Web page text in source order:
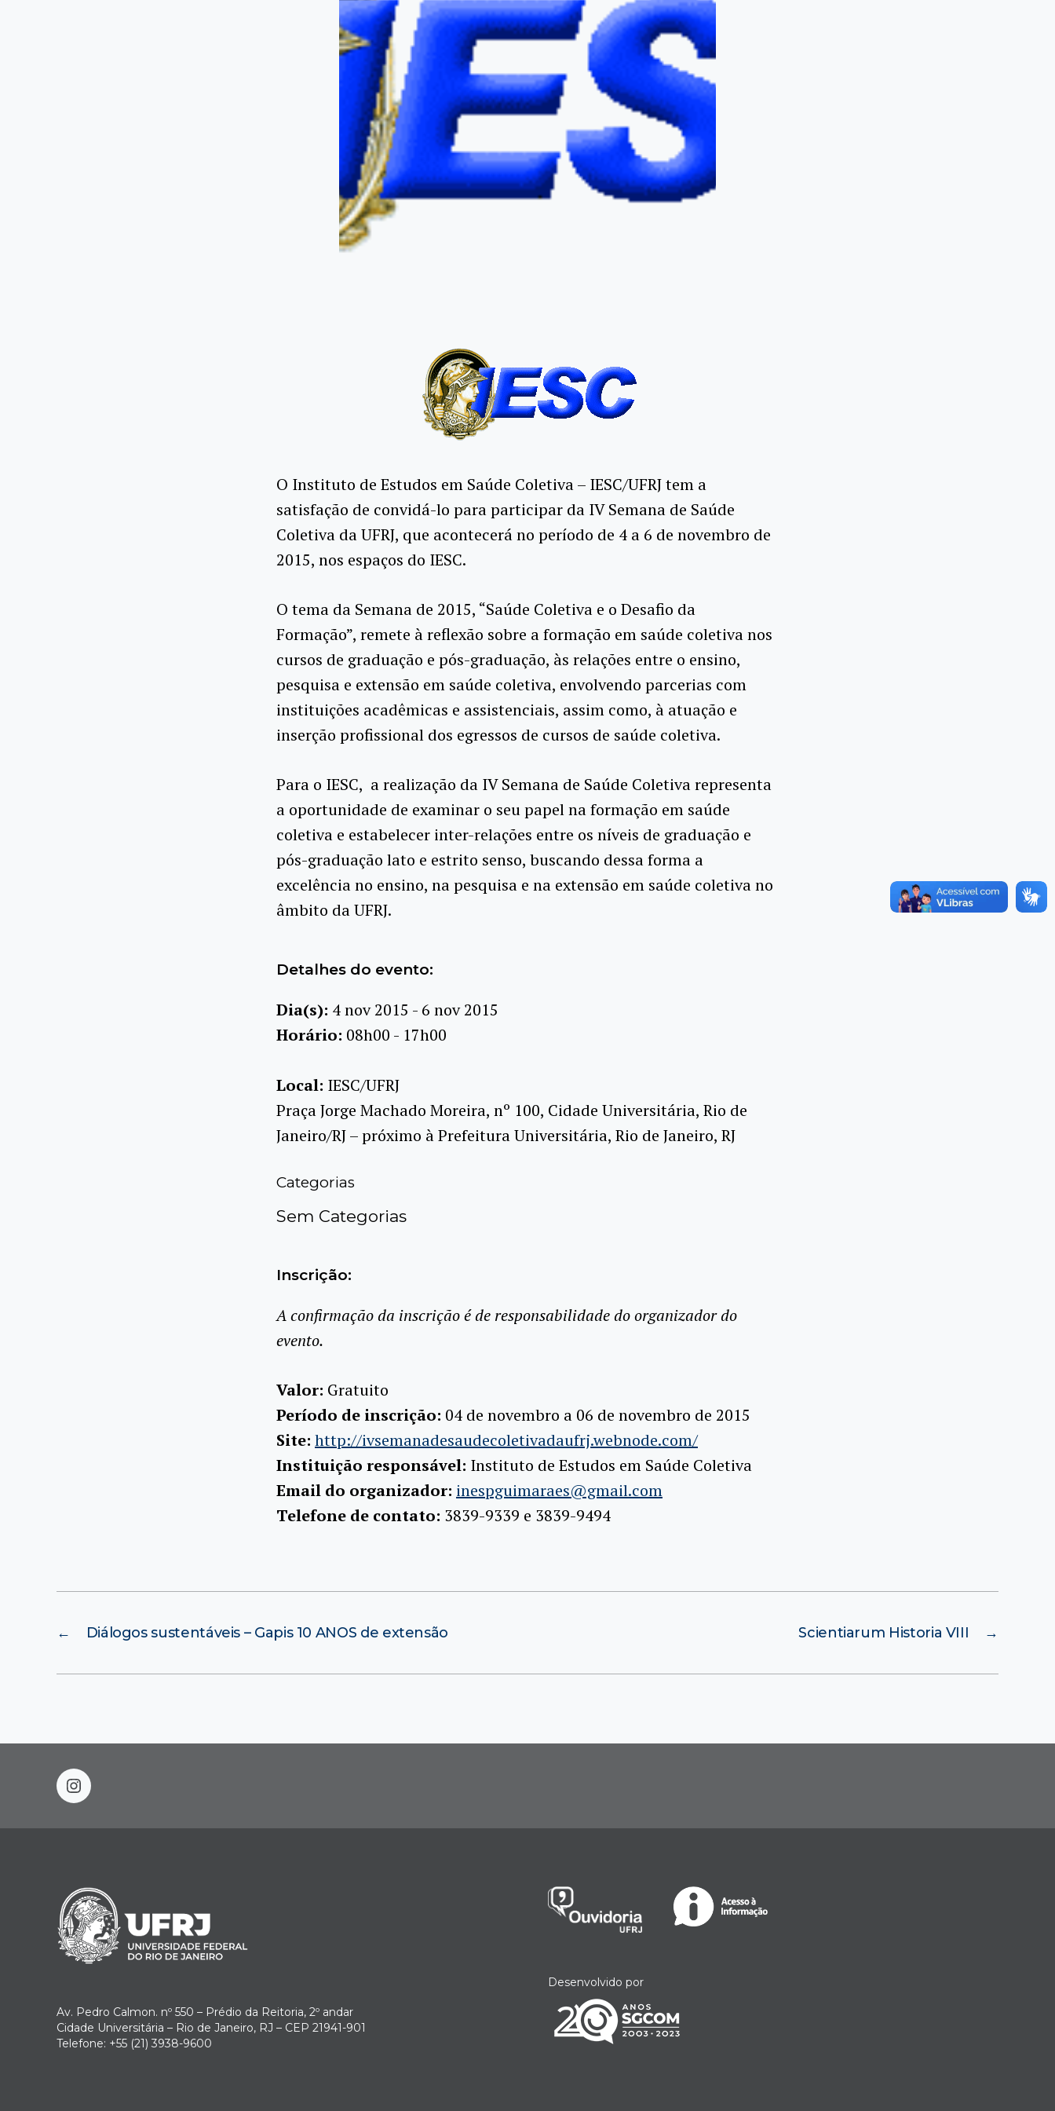
O Instituto de Estudos em Saúde Coletiva – IESC/UFRJ tem a
satisfação de convidá-lo para participar da IV Semana de Saúde
Coletiva da UFRJ, que acontecerá no período de 4 a 6 de novembro de
2015, nos espaços do IESC.
O tema da Semana de 2015, “Saúde Coletiva e o Desafio da
Formação”, remete à reflexão sobre a formação em saúde coletiva nos
cursos de graduação e pós-graduação, às relações entre o ensino,
pesquisa e extensão em saúde coletiva, envolvendo parcerias com
instituições acadêmicas e assistenciais, assim como, à atuação e
inserção profissional dos egressos de cursos de saúde coletiva.
Para o IESC, a realização da IV Semana de Saúde Coletiva representa
a oportunidade de examinar o seu papel na formação em saúde
coletiva e estabelecer inter-relações entre os níveis de graduação e
pós-graduação lato e estrito senso, buscando dessa forma a
excelência no ensino, na pesquisa e na extensão em saúde coletiva no
âmbito da UFRJ.
Detalhes do evento:
Dia(s): 4 nov 2015 - 6 nov 2015
Horário: 08h00 - 17h00
Local: IESC/UFRJ
Praça Jorge Machado Moreira, nº 100, Cidade Universitária, Rio de
Janeiro/RJ – próximo à Prefeitura Universitária, Rio de Janeiro, RJ
Categorias
Sem Categorias
Inscrição:
A confirmação da inscrição é de responsabilidade do organizador do
evento.
Valor: Gratuito
Período de inscrição: 04 de novembro a 06 de novembro de 2015
Site: http://ivsemanadesaudecoletivadaufrj.webnode.com/
Instituição responsável: Instituto de Estudos em Saúde Coletiva
Email do organizador: inespguimaraes@gmail.com
Telefone de contato: 3839-9339 e 3839-9494
← Diálogos sustentáveis – Gapis 10 ANOS de extensão →
Scientiarum Historia VIII
instagram
Av. Pedro Calmon. nº 550 – Prédio da Reitoria, 2º andar
Cidade Universitária – Rio de Janeiro, RJ – CEP 21941-901
Telefone: +55 (21) 3938-9600
Desenvolvido por